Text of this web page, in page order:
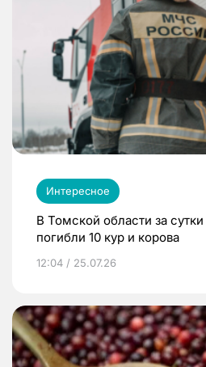
Интересное
В Томской области за
погибли 10 кур и корова
12:04 / 25.07.26